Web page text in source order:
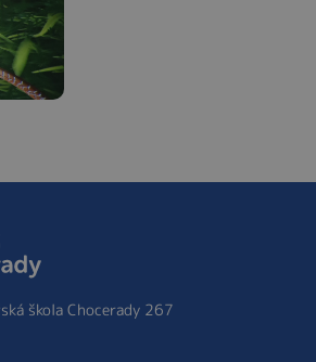
škola Chocerady 267